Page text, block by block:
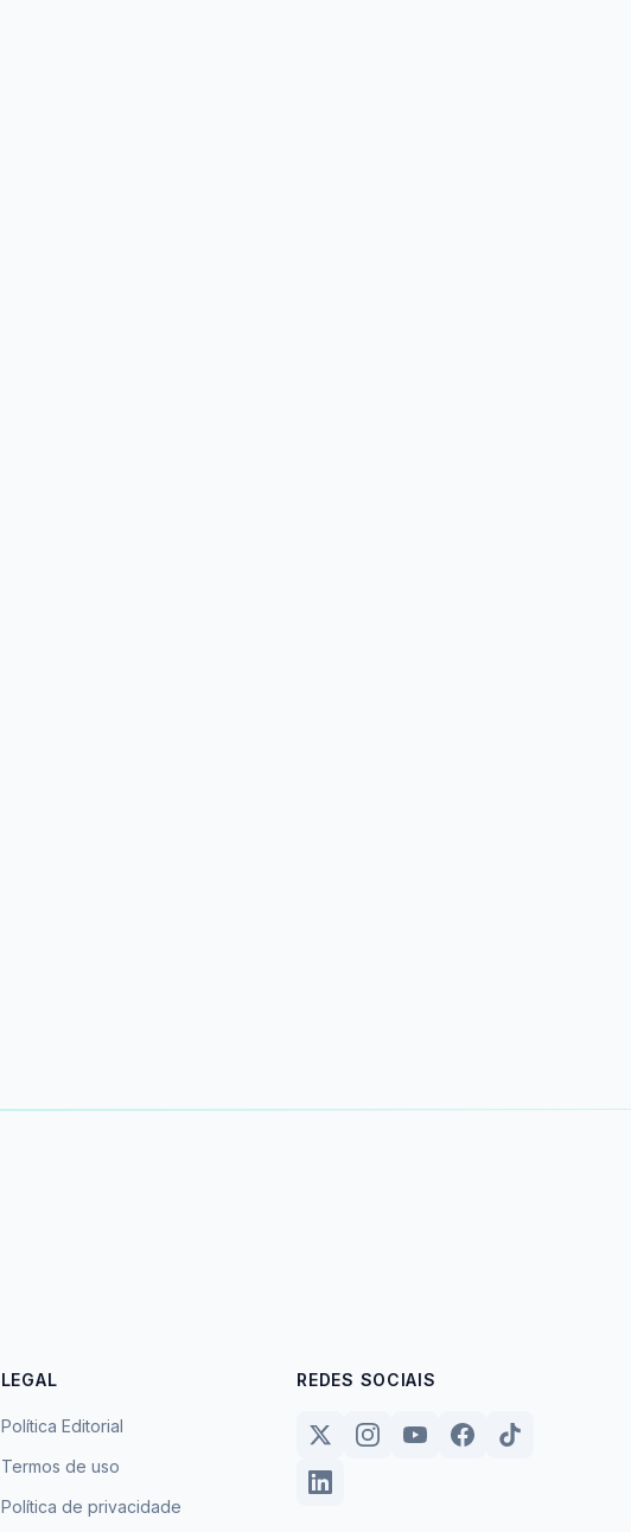
LEGAL
Política Editorial
Termos de uso
Política de privacidade
REDES SOCIAIS